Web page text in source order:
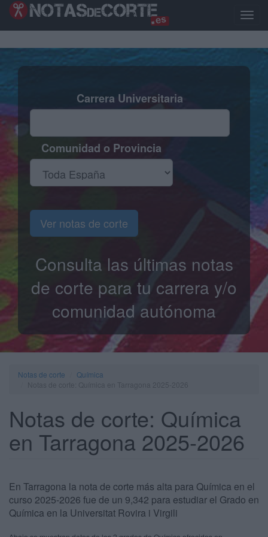
Pasar
Toggle
Carrera Universitaria
Comunidad o Provincia
Ver notas de corte
Consulta las últimas notas
de corte para tu carrera y/o
comunidad autónoma
Notas de corte
Química
Notas de corte: Química
en Tarragona 2025-2026
En Tarragona la nota de corte más alta para Química en el
curso 2025-2026 fue de un 9,342 para estudiar el Grado en
Química en la Universitat Rovira i Virgili